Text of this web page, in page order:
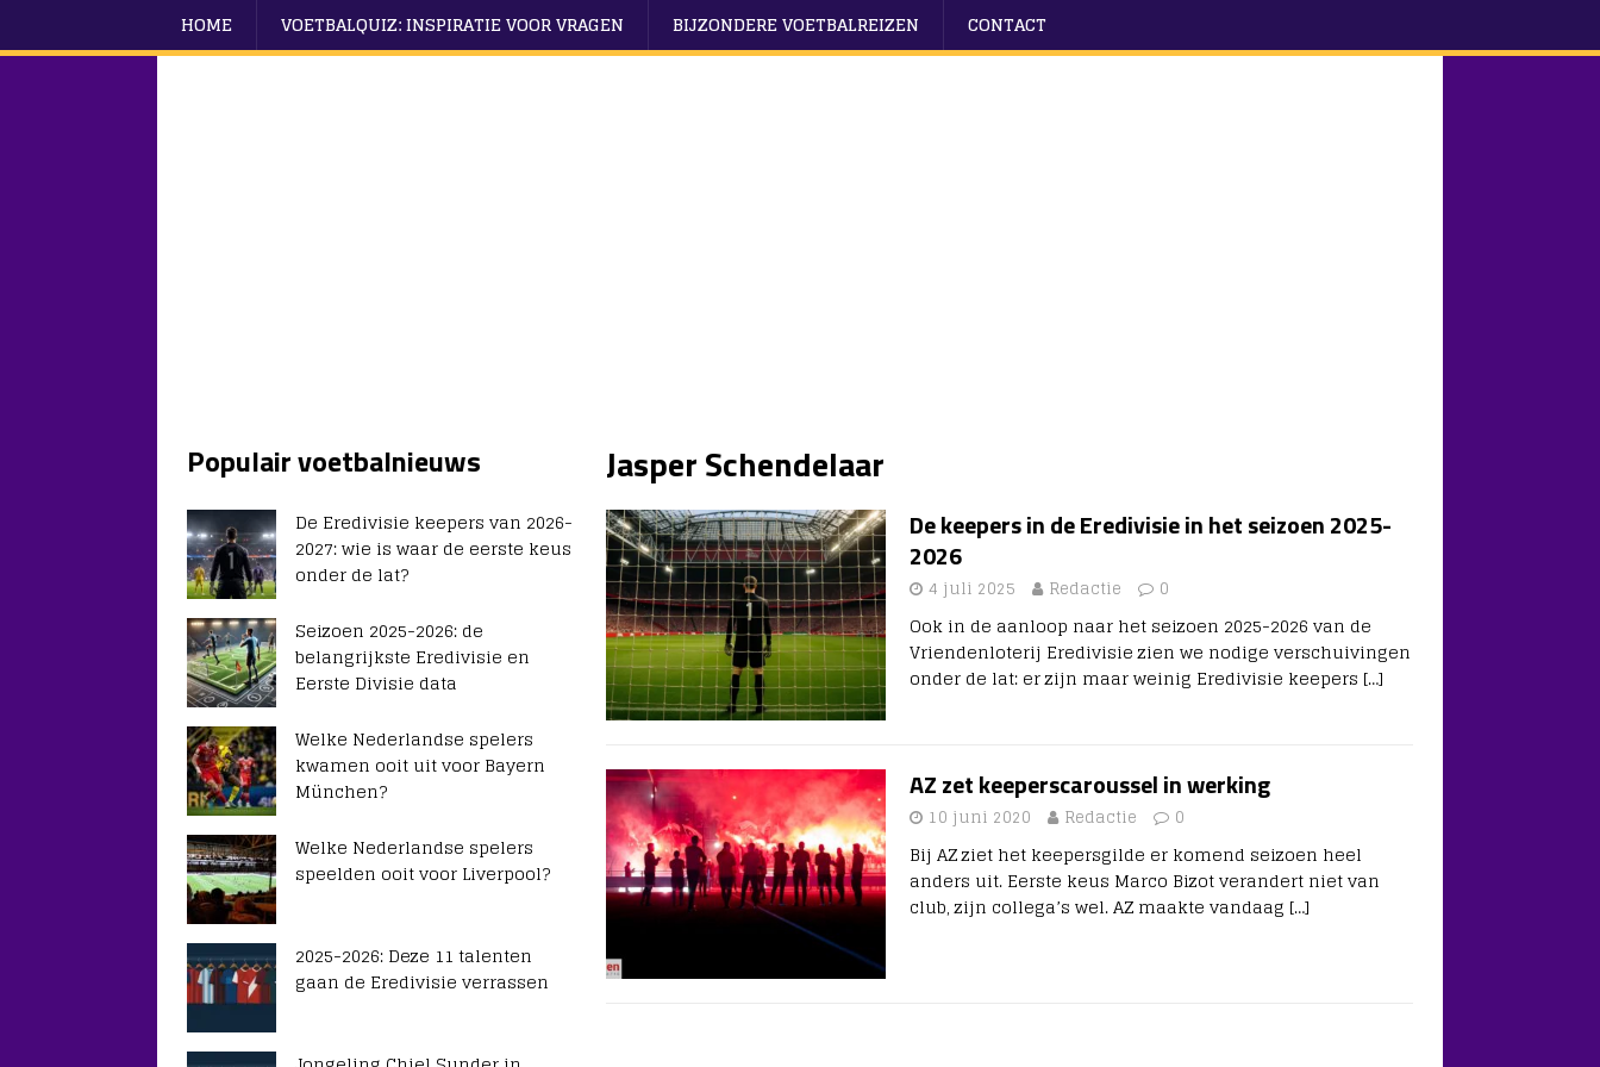
HOME VOETBALQUIZ: INSPIRATIE VOOR VRAGEN BIJZONDERE VOETBALREIZEN CONTACT
Jasper Schendelaar
De keepers in de Eredivisie in het seizoen 2025-
2026
4 juli 2025 Redactie 0
Ook in de aanloop naar het seizoen 2025-2026 van de
Vriendenloterij Eredivisie zien we nodige verschuivingen
onder de lat: er zijn maar weinig Eredivisie keepers […]
AZ zet keeperscaroussel in werking
10 juni 2020 Redactie 0
Bij AZ ziet het keepersgilde er komend seizoen heel
anders uit. Eerste keus Marco Bizot verandert niet van
club, zijn collega’s wel. AZ maakte vandaag […]
Populair voetbalnieuws
De Eredivisie keepers van 2026-
2027: wie is waar de eerste keus
onder de lat?
Seizoen 2025-2026: de
belangrijkste Eredivisie en
Eerste Divisie data
Welke Nederlandse spelers
kwamen ooit uit voor Bayern
München?
Welke Nederlandse spelers
speelden ooit voor Liverpool?
2025-2026: Deze 11 talenten
gaan de Eredivisie verrassen